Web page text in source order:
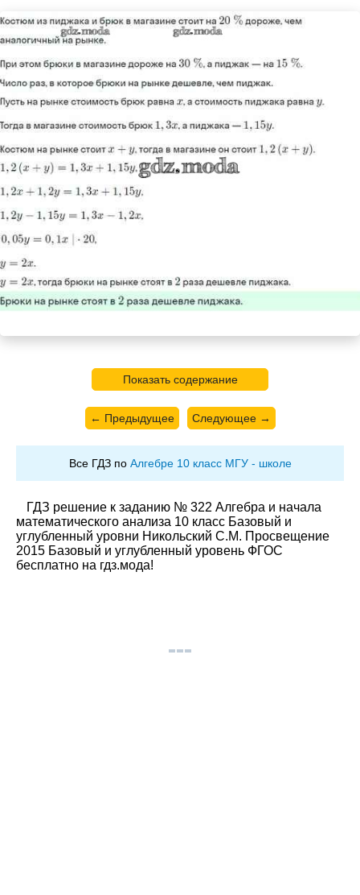
Показать содержание
← Предыдущее Следующее →
Все ГДЗ по Алгебре 10 класс МГУ - школе
ГДЗ решение к заданию № 322 Алгебра и начала
математического анализа 10 класс Базовый и
углубленный уровни Никольский С.М. Просвещение
2015 Базовый и углубленный уровень ФГОС
бесплатно на гдз.мода!